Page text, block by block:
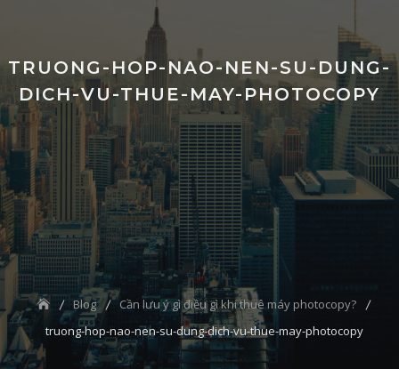
TRUONG-HOP-NAO-NEN-SU-DUNG-
DICH-VU-THUE-MAY-PHOTOCOPY
Blog
Cần lưu ý gì điều gì khi thuê máy photocopy?
truong-hop-nao-nen-su-dung-dich-vu-thue-may-photocopy